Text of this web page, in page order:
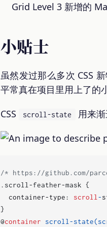
Grid Level 3 新增的
小贴士
虽然发过那么多次 CSS
平常真在项目里用上了的
CSS
scroll-state 用来
/* https://github.com/
. scroll-feather-mask {
container-type: scroll -
}
@container scroll-state(